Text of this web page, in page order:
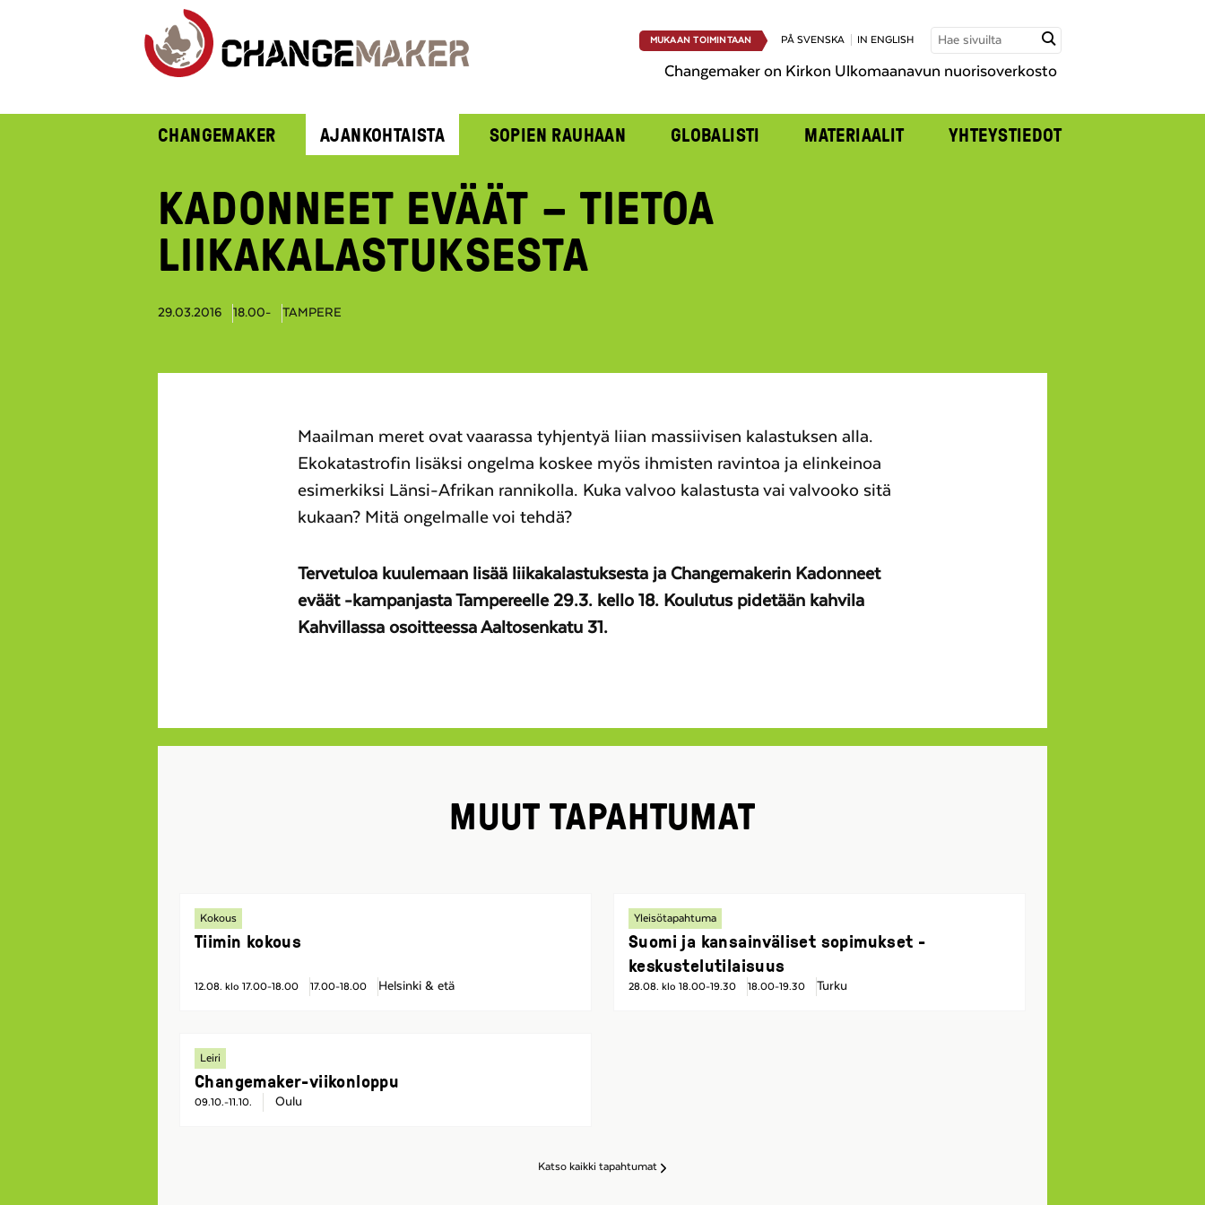
MUKAAN TOIMINTAAN PÅ SVENSKA IN ENGLISH
Changemaker on Kirkon Ulkomaanavun nuorisoverkosto
CHANGEMAKER AJANKOHTAISTA SOPIEN RAUHAAN GLOBALISTI MATERIAALIT YHTEYSTIEDOT
KADONNEET EVÄÄT – TIETOA
LIIKAKALASTUKSESTA
29.03.2016 18.00- TAMPERE
Maailman meret ovat vaarassa tyhjentyä liian massiivisen kalastuksen alla.
Ekokatastrofin lisäksi ongelma koskee myös ihmisten ravintoa ja elinkeinoa
esimerkiksi Länsi-Afrikan rannikolla. Kuka valvoo kalastusta vai valvooko sitä
kukaan? Mitä ongelmalle voi tehdä?
Tervetuloa kuulemaan lisää liikakalastuksesta ja Changemakerin Kadonneet
eväät -kampanjasta Tampereelle 29.3. kello 18. Koulutus pidetään kahvila
Kahvillassa osoitteessa Aaltosenkatu 31.
MUUT TAPAHTUMAT
Kokous
Tiimin kokous
12.08. klo 17.00-18.00 17.00-18.00 Helsinki & etä
Yleisötapahtuma
Suomi ja kansainväliset sopimukset -
keskustelutilaisuus
28.08. klo 18.00-19.30 18.00-19.30 Turku
Leiri
Changemaker-viikonloppu
09.10.-11.10. Oulu
Katso kaikki tapahtumat